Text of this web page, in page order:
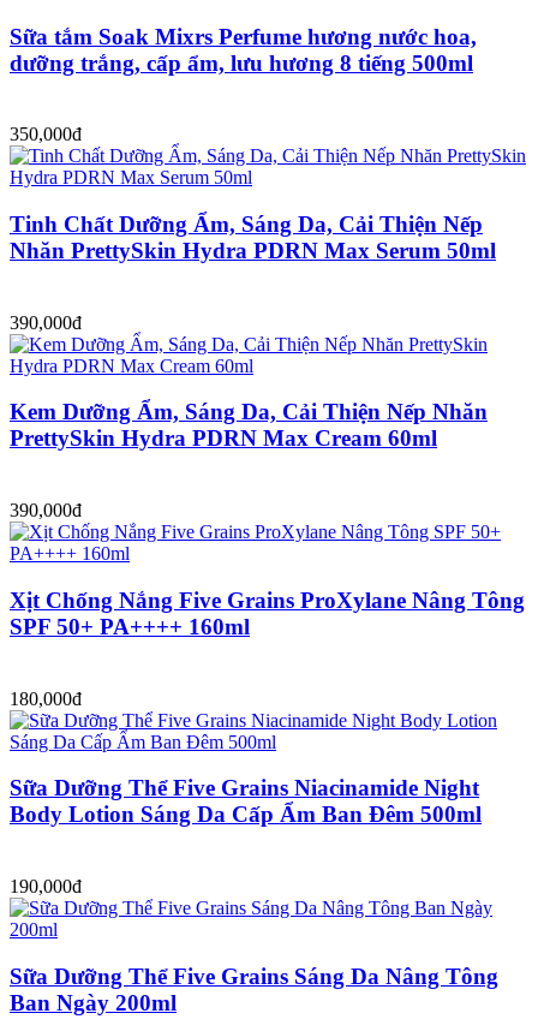
Sữa tắm Soak Mixrs Perfume hương nước hoa,
dưỡng trắng, cấp ẩm, lưu hương 8 tiếng 500ml
350,000đ
Tinh Chất Dưỡng Ẩm, Sáng Da, Cải Thiện Nếp
Nhăn PrettySkin Hydra PDRN Max Serum 50ml
390,000đ
Kem Dưỡng Ẩm, Sáng Da, Cải Thiện Nếp Nhăn
PrettySkin Hydra PDRN Max Cream 60ml
390,000đ
Xịt Chống Nắng Five Grains ProXylane Nâng Tông
SPF 50+ PA++++ 160ml
180,000đ
Sữa Dưỡng Thể Five Grains Niacinamide Night
Body Lotion Sáng Da Cấp Ẩm Ban Đêm 500ml
190,000đ
Sữa Dưỡng Thể Five Grains Sáng Da Nâng Tông
Ban Ngày 200ml